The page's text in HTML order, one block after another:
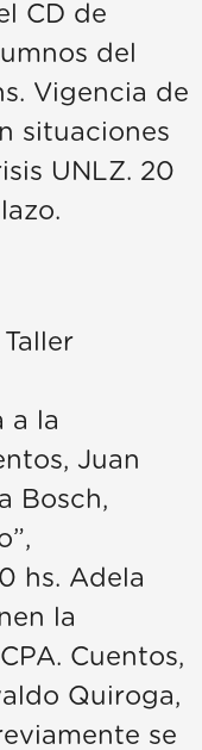
CD de
del
Vigencia de
situaciones
UNLZ. 20
a la
Juan
Bosch,
hs. Adela
la
Cuentos,
Quiroga,
se